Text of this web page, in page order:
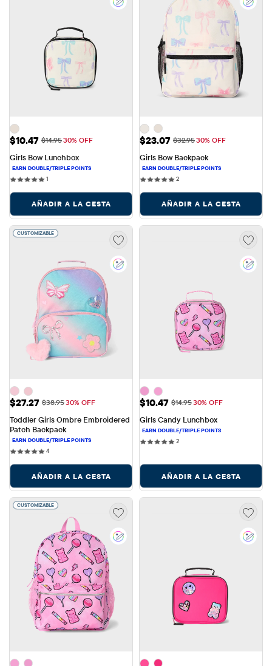
Precio de venta: $10.47
$10.47 Precio original: $14.95
$14.9530% OFF
Girls Bow Lunchbox
1
AÑADIR A LA CESTA
Precio de venta: $23.07
$23.07 Precio original: $32.95
$32.9530% OFF
Girls Bow Backpack
22 reviews
AÑADIR A LA CESTA
CUSTOMIZABLE
Precio de venta: $27.27
$27.27 Precio original: $38.95
$38.9530% OFF
Toddler Girls Ombre Embroidered
Patch Backpack
44 reviews
AÑADIR A LA CESTA
Precio de venta: $10.47
$10.47 Precio original: $14.95
$14.9530% OFF
Girls Candy Lunchbox
22 reviews
AÑADIR A LA CESTA
CUSTOMIZABLE